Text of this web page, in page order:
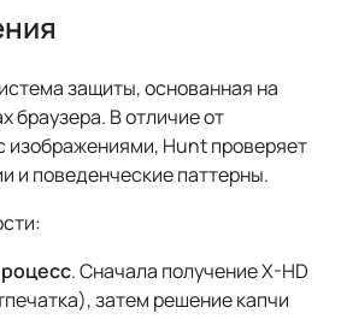
защиты, основанная на
браузера. В отличие от
изображениями, Hunt проверяет
и поведенческие паттерны.
. Сначала получение X-HD
затем решение капчи